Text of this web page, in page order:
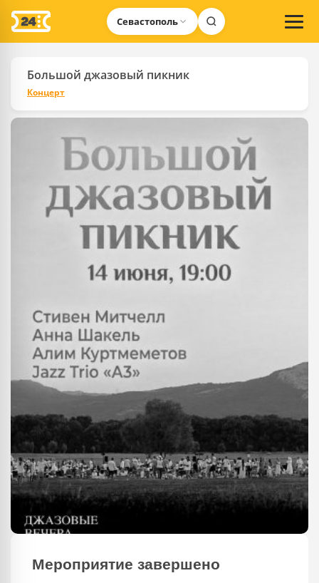
Севастополь
Большой джазовый пикник
Концерт
Мероприятие завершено